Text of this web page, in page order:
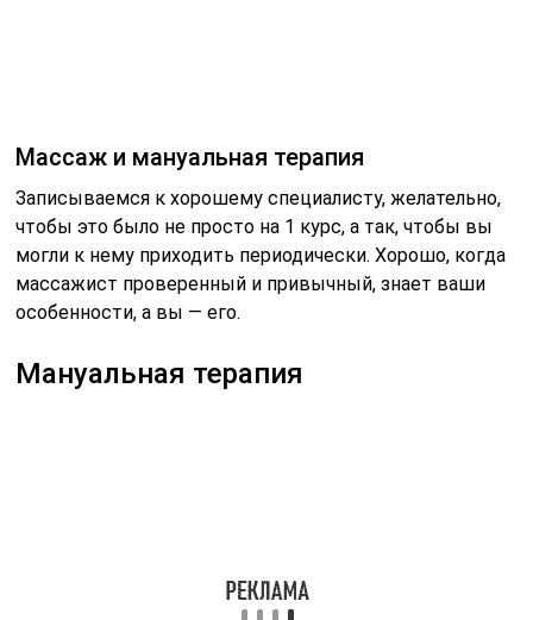
Сеанс мануальной терапии